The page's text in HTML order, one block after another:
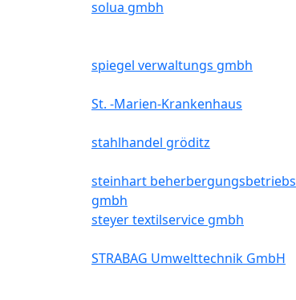
solua gmbh
spiegel verwaltungs gmbh
St. -Marien-Krankenhaus
stahlhandel gröditz
steinhart beherbergungsbetriebs
gmbh
steyer textilservice gmbh
STRABAG Umwelttechnik GmbH